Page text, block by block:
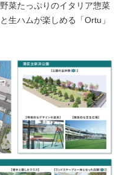
野菜たっぷりのイタリア惣菜
と生ハムが楽しめる「Ortu」